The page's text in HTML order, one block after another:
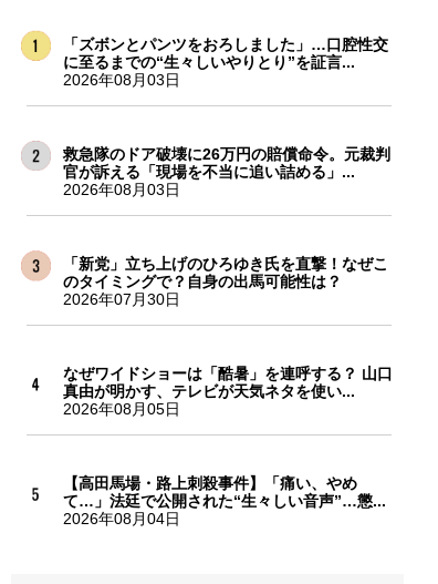
「ズボンとパンツをおろしました」…口腔性交
に至るまでの“生々しいやりとり”を証言...
2026年08月03日
救急隊のドア破壊に26万円の賠償命令。元裁判
官が訴える「現場を不当に追い詰める」...
2026年08月03日
「新党」立ち上げのひろゆき氏を直撃！なぜこ
のタイミングで？自身の出馬可能性は？
2026年07月30日
なぜワイドショーは「酷暑」を連呼する？ 山口
真由が明かす、テレビが天気ネタを使い...
2026年08月05日
【高田馬場・路上刺殺事件】「痛い、やめ
て…」法廷で公開された“生々しい音声”…懲...
2026年08月04日